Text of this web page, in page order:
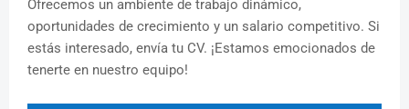
Ofrecemos un ambiente de trabajo dinámico,
oportunidades de crecimiento y un salario competitivo. Si
estás interesado, envía tu CV. ¡Estamos emocionados de
tenerte en nuestro equipo!